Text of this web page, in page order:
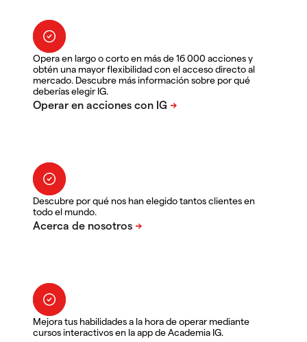
Opera en largo o corto en más de 16 000 acciones y
obtén una mayor flexibilidad con el acceso directo al
mercado. Descubre más información sobre por qué
deberías elegir IG.
Descubre por qué nos han elegido tantos clientes en
todo el mundo.
Mejora tus habilidades a la hora de operar mediante
cursos interactivos en la app de Academia IG.